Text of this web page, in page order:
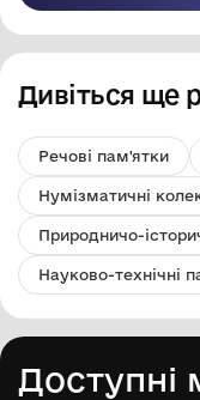
Дивіться ще
Речові пам'ятки
Нумізматичні
Природничо-
Науково-технічні
Доступні